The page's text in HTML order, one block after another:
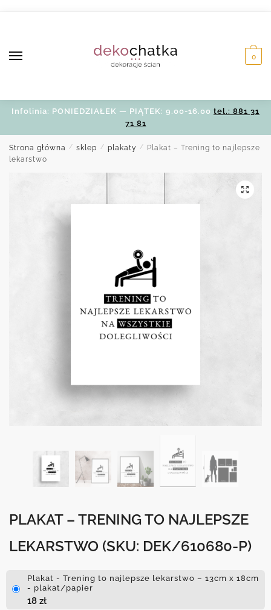
0
Infolinia: PONIEDZIAŁEK — PIĄTEK: 9.00-16.00 tel.: 881 31
71 81
Strona główna / sklep / plakaty /
Plakat – Trening to najlepsze
lekarstwo
PLAKAT – TRENING TO NAJLEPSZE
LEKARSTWO (SKU: DEK/610680-P)
Plakat - Trening to najlepsze lekarstwo – 13cm x 18cm
- plakat/papier
18 zł